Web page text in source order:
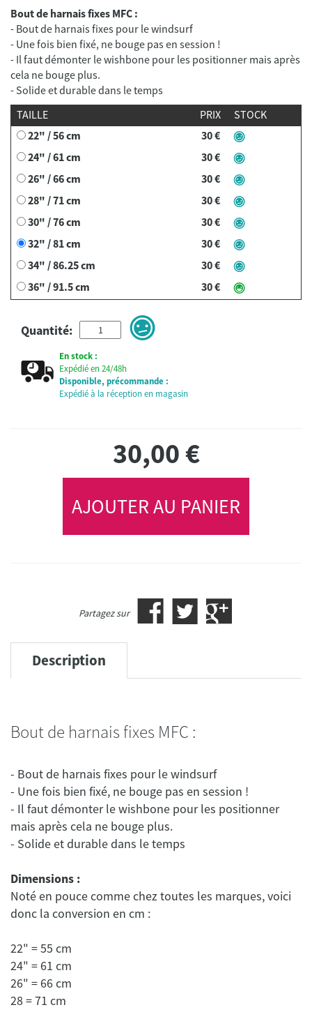
Bout de harnais fixes MFC :
- Bout de harnais fixes pour le windsurf
- Une fois bien fixé, ne bouge pas en session !
- Il faut démonter le wishbone pour les positionner mais après
cela ne bouge plus.
- Solide et durable dans le temps
TAILLE
PRIX
STOCK
22" / 56 cm
30 €
24" / 61 cm
30 €
26" / 66 cm
30 €
28" / 71 cm
30 €
30" / 76 cm
30 €
32" / 81 cm
30 €
34" / 86.25 cm
30 €
36" / 91.5 cm
30 €
Quantité:
En stock :
Expédié en 24/48h
Disponible, précommande :
Expédié à la réception en magasin
30,00€
AJOUTER AU PANIER
Partagez sur
Description
Bout de harnais fixes MFC :
- Bout de harnais fixes pour le windsurf
- Une fois bien fixé, ne bouge pas en session !
- Il faut démonter le wishbone pour les positionner
mais après cela ne bouge plus.
Dimensions :
Noté en pouce comme chez toutes les marques, voici
22" = 55 cm
24" = 61 cm
26" = 66 cm
28 = 71 cm